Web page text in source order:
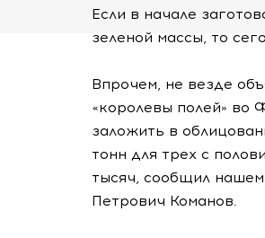
Если в начале
зеленой массы, то
Впрочем, не везде
«королевы полей» во
заложить в
тонн для трех с
тысяч, сообщил
Петрович Команов.